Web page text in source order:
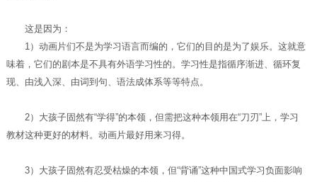
这是因为：
1）动画片们不是为学习语言而编的，它们的目的是为了娱乐。这就意
味着，它们的剧本是不具有外语学习性的。学习性是指循序渐进、循环复
现、由浅入深、由词到句、语法成体系等等特点。
2）大孩子固然有“学得”的本领，但需把这种本领用在“刀刃”上，学习
教材这种更好的材料。动画片最好用来习得。
3）大孩子固然有忍受枯燥的本领，但“背诵”这种中国式学习负面影响